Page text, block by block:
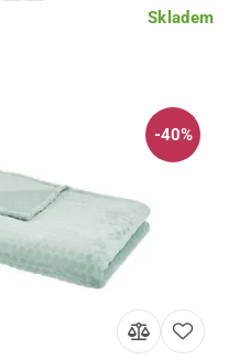
Skladem
-40%